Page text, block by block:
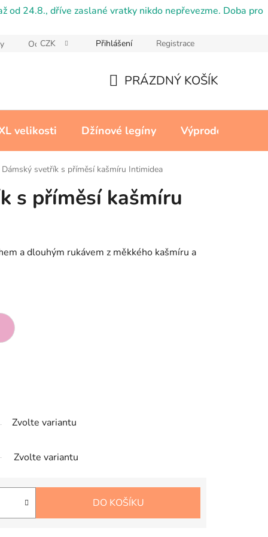
od 24.8., dříve zaslané vratky nikdo nepřevezme. Doba pro
Ochrana osobních údajů Reklamační řád
CZK Přihlášení Registrace
KOŠÍK
PRÁZDNÝ KOŠÍK
velikosti Džínové legíny Výprodej
Dámský svetřík s příměsí kašmíru Intimidea
s příměsí kašmíru
a dlouhým rukávem z měkkého kašmíru a
Zvolte variantu
Zvolte variantu
DO KOŠÍKU